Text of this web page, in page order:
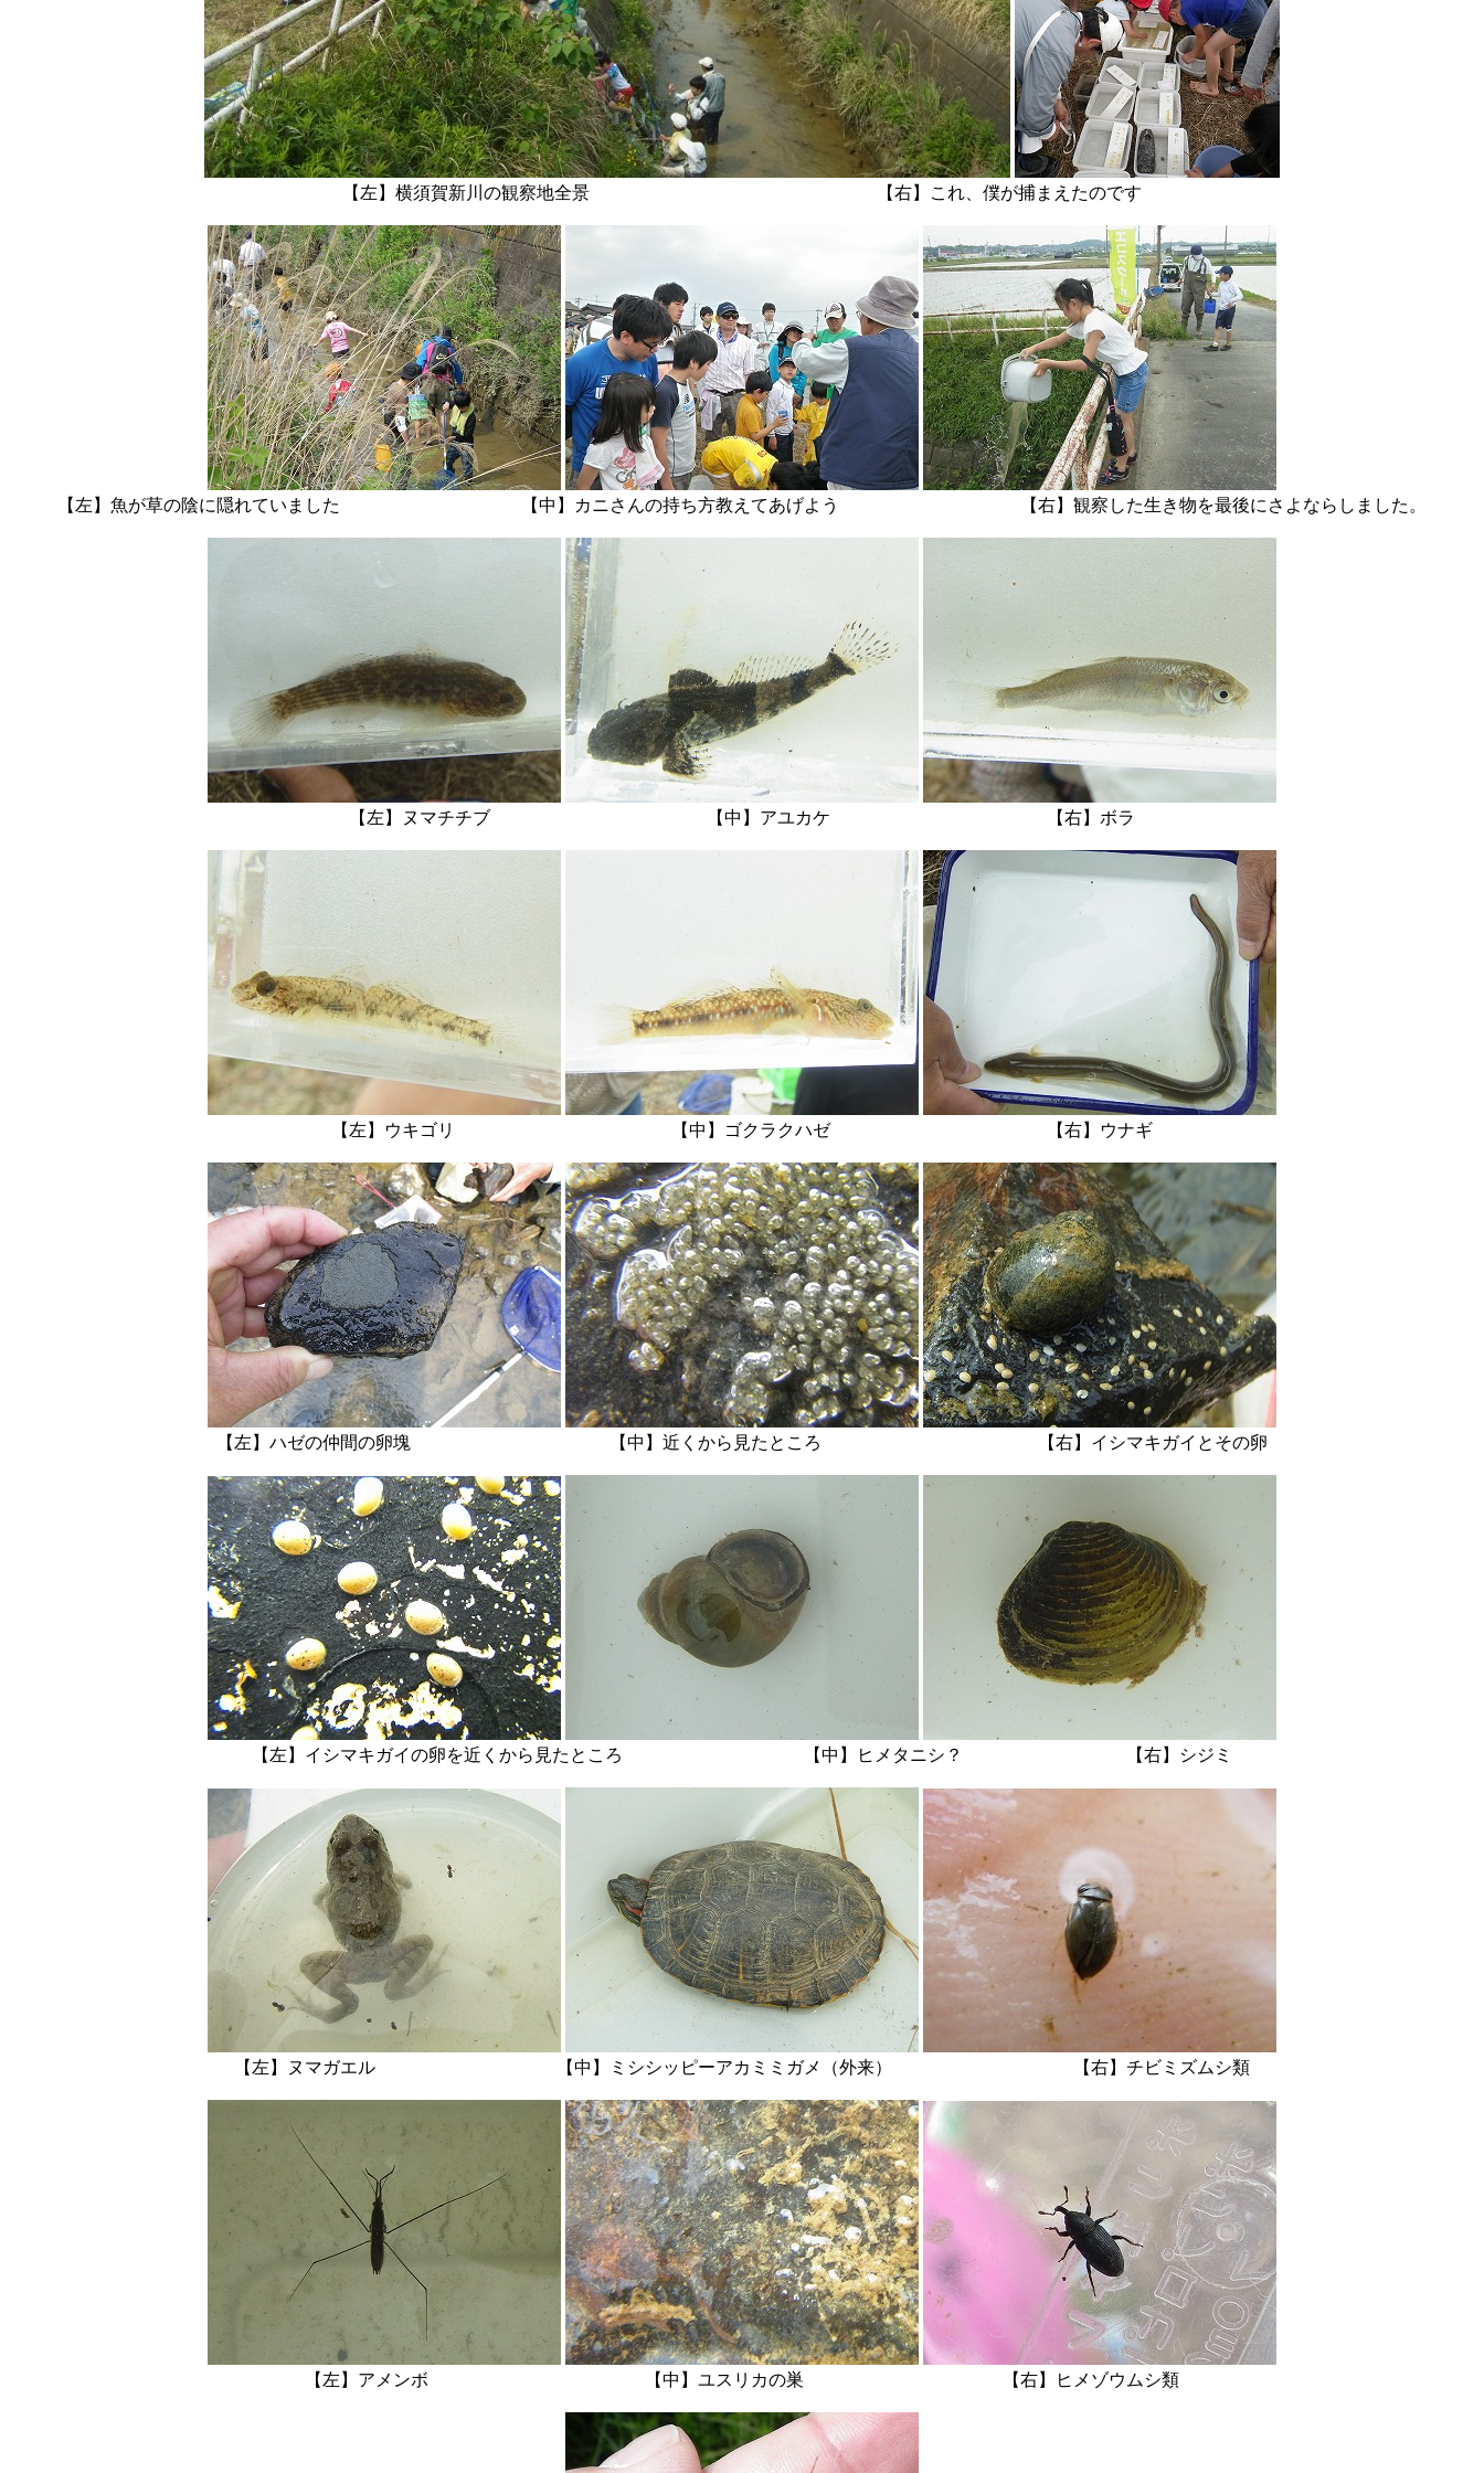
【左】横須賀新川の観察地全景 【右】これ、僕が捕まえたのです
【左】魚が草の陰に隠れていました 【中】カニさんの持ち方教えてあげよう 【右】観察した生き物を最後にさよならしました。
【左】ヌマチチブ 【中】アユカケ 【右】ボラ
【左】ウキゴリ 【中】ゴクラクハゼ 【右】ウナギ
【左】ハゼの仲間の卵塊 【中】近くから見たところ 【右】イシマキガイとその卵
【左】イシマキガイの卵を近くから見たところ 【中】ヒメタニシ？ 【右】シジミ
【左】ヌマガエル 【中】ミシシッピーアカミミガメ（外来） 【右】チビミズムシ類
【左】アメンボ 【中】ユスリカの巣 【右】ヒメゾウムシ類